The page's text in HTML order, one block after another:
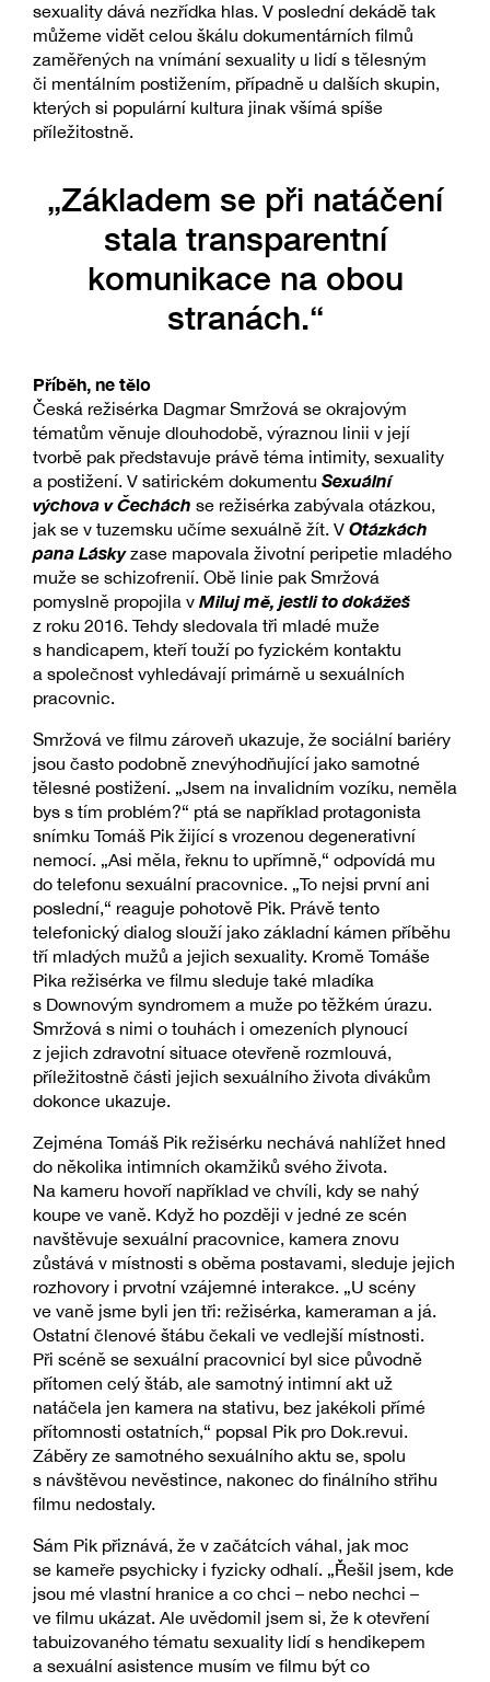
sexuality dává nezřídka hlas. V poslední dekádě tak
můžeme vidět celou škálu dokumentárních filmů
zaměřených na vnímání sexuality u lidí s tělesným
či mentálním postižením, případně u dalších skupin,
kterých si populární kultura jinak všímá spíše
příležitostně.
„Základem se při natáčení
stala transparentní
komunikace na obou
stranách.“
Příběh, ne tělo
Česká režisérka Dagmar Smržová se okrajovým
tématům věnuje dlouhodobě, výraznou linii v její
tvorbě pak představuje právě téma intimity, sexuality
a postižení. V satirickém dokumentu Sexuální
výchova v Čechách se režisérka zabývala otázkou,
jak se v tuzemsku učíme sexuálně žít. V Otázkách
pana Láskyzase mapovala životní peripetie mladého
muže se schizofrenií. Obě linie pak Smržová
pomyslně propojila v Miluj mě, jestli to dokážeš
z roku 2016. Tehdy sledovala tři mladé muže
s handicapem, kteří touží po fyzickém kontaktu
a společnost vyhledávají primárně u sexuálních
pracovnic.
Smržová ve filmu zároveň ukazuje, že sociální bariéry
jsou často podobně znevýhodňující jako samotné
tělesné postižení. „Jsem na invalidním vozíku, neměla
bys s tím problém?“ ptá se například protagonista
snímku Tomáš Pik žijící s vrozenou degenerativní
nemocí. „Asi měla, řeknu to upřímně,“ odpovídá mu
do telefonu sexuální pracovnice. „To nejsi první ani
poslední,“ reaguje pohotově Pik. Právě tento
telefonický dialog slouží jako základní kámen příběhu
tří mladých mužů a jejich sexuality. Kromě Tomáše
Pika režisérka ve filmu sleduje také mladíka
s Downovým syndromem a muže po těžkém úrazu.
Smržová s nimi o touhách i omezeních plynoucí
z jejich zdravotní situace otevřeně rozmlouvá,
příležitostně části jejich sexuálního života divákům
dokonce ukazuje.
Zejména Tomáš Pik režisérku nechává nahlížet hned
do několika intimních okamžiků svého života.
Na kameru hovoří například ve chvíli, kdy se nahý
koupe ve vaně. Když ho později v jedné ze scén
navštěvuje sexuální pracovnice, kamera znovu
zůstává v místnosti s oběma postavami, sleduje jejich
rozhovory i prvotní vzájemné interakce. „U scény
ve vaně jsme byli jen tři: režisérka, kameraman a já.
Ostatní členové štábu čekali ve vedlejší místnosti.
Při scéně se sexuální pracovnicí byl sice původně
přítomen celý štáb, ale samotný intimní akt už
natáčela jen kamera na stativu, bez jakékoli přímé
přítomnosti ostatních,“ popsal Pik pro Dok.revui.
Záběry ze samotného sexuálního aktu se, spolu
s návštěvou nevěstince, nakonec do finálního střihu
filmu nedostaly.
Sám Pik přiznává, že v začátcích váhal, jak moc
se kameře psychicky i fyzicky odhalí. „Řešil jsem, kde
jsou mé vlastní hranice a co chci – nebo nechci –
ve filmu ukázat. Ale uvědomil jsem si, že k otevření
tabuizovaného tématu sexuality lidí s hendikepem
a sexuální asistence musím ve filmu být co